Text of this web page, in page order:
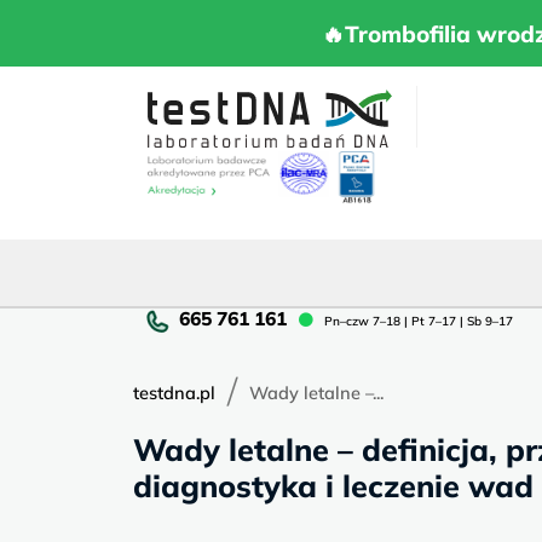
🔥Trombofilia
🔥Trombofilia
Pn–czw 7–18 | Pt 7–17 | Sb 9–17Pn–
Pt
7–
17
testdna.pl / Wady letalne –...
Wady letalne – definicja,
diagnostyka i leczenie